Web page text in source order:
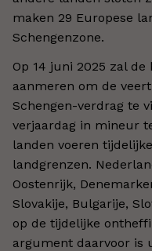
maken 29 Europese
Schengenzone.
Op 14 juni 2025 zal
aanmeren om de
Schengen-verdrag te
verjaardag in mineur
landen voeren
landgrenzen.
Oostenrijk,
Slovakije, Bulgarije,
op de tijdelijke
argument daarvoor is